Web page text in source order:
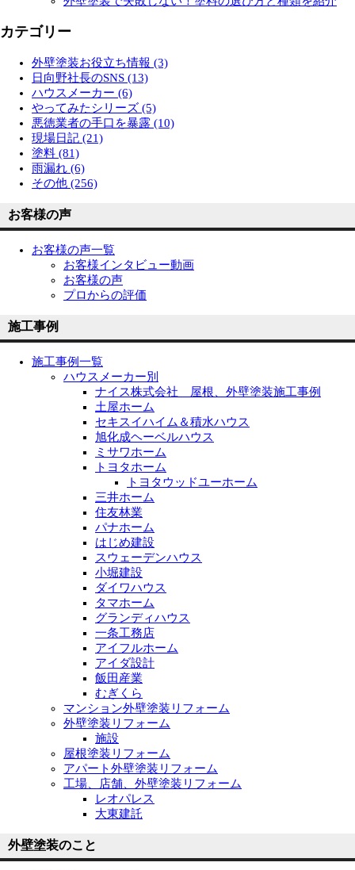
カテゴリー
外壁塗装お役立ち情報 (3)
日向野社長のSNS (13)
ハウスメーカー (6)
やってみたシリーズ (5)
悪徳業者の手口を暴露 (10)
現場日記 (21)
塗料 (81)
雨漏れ (6)
その他 (256)
お客様の声
お客様の声一覧
お客様インタビュー動画
お客様の声
プロからの評価
施工事例
施工事例一覧
ハウスメーカー別
ナイス株式会社 屋根、外壁塗装施工事例
土屋ホーム
セキスイハイム＆積水ハウス
旭化成ヘーベルハウス
ミサワホーム
トヨタホーム
トヨタウッドユーホーム
三井ホーム
住友林業
パナホーム
はじめ建設
スウェーデンハウス
小堀建設
ダイワハウス
タマホーム
グランディハウス
一条工務店
アイフルホーム
アイダ設計
飯田産業
むぎくら
マンション外壁塗装リフォーム
外壁塗装リフォーム
施設
屋根塗装リフォーム
アパート外壁塗装リフォーム
工場、店舗、外壁塗装リフォーム
レオパレス
大東建託
外壁塗装のこと